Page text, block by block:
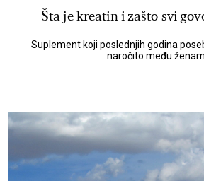
Šta je kreatin i zašto svi
Suplement koji poslednjih godina
naročito među